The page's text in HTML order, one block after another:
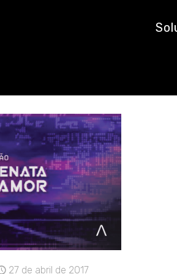
27 de abril de 2017